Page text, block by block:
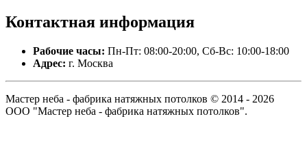
Контактная информация
Рабочие часы: Пн-Пт: 08:00-20:00, Сб-Вс: 10:00-18:00
Адрес: г. Москва
Мастер неба - фабрика натяжных потолков © 2014 - 2026
ООО "Мастер неба - фабрика натяжных потолков".